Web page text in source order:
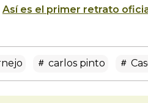
Así es el primer retrato
carlos pinto